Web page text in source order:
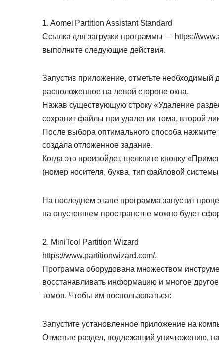
1. Aomei Partition Assistant Standard
Ссылка для загрузки программы — https://
выполните следующие действия.
Запустив приложение, отметьте
расположенное на левой стороне окна.
Нажав существующую строку «Удаление
сохранит файлы при удалении тома, второй
После выбора оптимального способа
создала отложенное задание.
Когда это произойдет, щелкните кнопку
(номер носителя, буква, тип файловой
На последнем этапе программа запустит
на опустевшем пространстве можно будет
2. MiniTool Partition Wizard
https://www.partitionwizard.com/.
Программа оборудована множеством
восстанавливать информацию и многое
томов. Чтобы им воспользоваться:
Запустите установленное приложение на
Отметьте раздел, подлежащий уничтожению,